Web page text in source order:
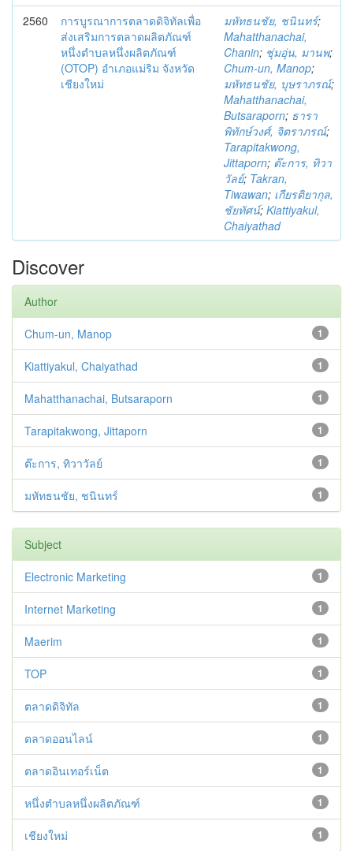
2560
การบูรณาการตลาดดิจิทัลเพื่อ
ส่งเสริมการตลาดผลิตภัณฑ์
หนึ่งตำบลหนึ่งผลิตภัณฑ์
(OTOP) อำเภอแม่ริม จังหวัด
เชียงใหม่
มหัทธนชัย, ชนินทร์;
Mahatthanachai,
Chanin; ชุ่มอุ่น, มานพ;
Chum-un, Manop;
มหัทธนชัย, บุษราภรณ์;
Mahatthanachai,
Butsaraporn; ธารา
พิทักษ์วงศ์, จิตราภรณ์;
Tarapitakwong,
Jittaporn; ต๊ะการ, ทิวา
วัลย์; Takran,
Tiwawan; เกียรติยากุล,
ชัยทัศน์; Kiattiyakul,
Chaiyathad
Discover
Author
1
Chum-un, Manop
1
Kiattiyakul, Chaiyathad
1
Mahatthanachai, Butsaraporn
1
Tarapitakwong, Jittaporn
1
ต๊ะการ, ทิวาวัลย์
1
มหัทธนชัย, ชนินทร์
Subject
1
Electronic Marketing
1
Internet Marketing
1
Maerim
1
TOP
1
ตลาดดิจิทัล
1
ตลาดออนไลน์
1
ตลาดอินเทอร์เน็ต
1
หนึ่งตำบลหนึ่งผลิตภัณฑ์
1
เชียงใหม่